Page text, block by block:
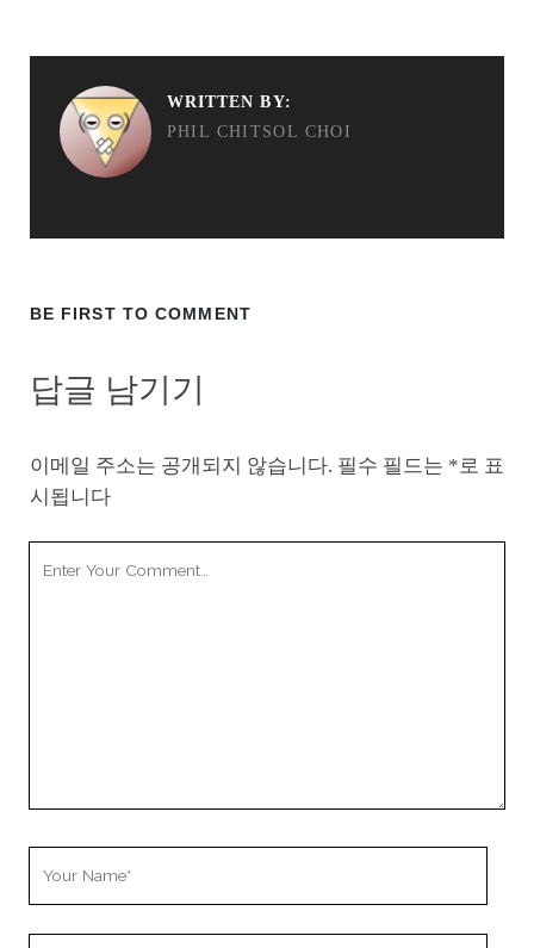
WRITTEN BY:
PHIL CHITSOL CHOI
BE FIRST TO COMMENT
답글 남기기
이메일 주소는 공개되지 않습니다. 필수 필드는 *로 표
시됩니다